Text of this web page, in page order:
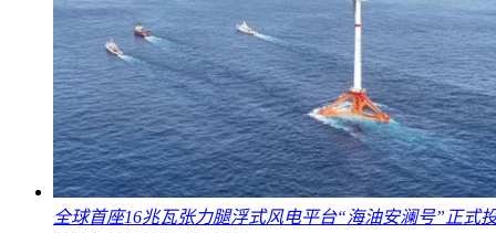
全球首座16兆瓦张力腿浮式风电平台“海油安澜号”正式